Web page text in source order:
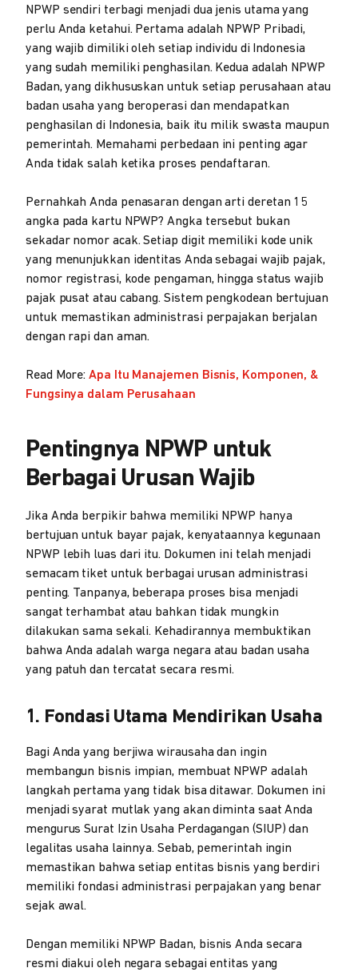
NPWP sendiri terbagi menjadi dua jenis utama yang
perlu Anda ketahui. Pertama adalah NPWP Pribadi,
yang wajib dimiliki oleh setiap individu di Indonesia
yang sudah memiliki penghasilan. Kedua adalah NPWP
Badan, yang dikhususkan untuk setiap perusahaan atau
badan usaha yang beroperasi dan mendapatkan
penghasilan di Indonesia, baik itu milik swasta maupun
pemerintah. Memahami perbedaan ini penting agar
Anda tidak salah ketika proses pendaftaran.
Pernahkah Anda penasaran dengan arti deretan 15
angka pada kartu NPWP? Angka tersebut bukan
sekadar nomor acak. Setiap digit memiliki kode unik
yang menunjukkan identitas Anda sebagai wajib pajak,
nomor registrasi, kode pengaman, hingga status wajib
pajak pusat atau cabang. Sistem pengkodean bertujuan
untuk memastikan administrasi perpajakan berjalan
dengan rapi dan aman.
Read More:Apa Itu Manajemen Bisnis, Komponen, &
Fungsinya dalam Perusahaan
Pentingnya NPWP untuk
Berbagai Urusan Wajib
Jika Anda berpikir bahwa memiliki NPWP hanya
bertujuan untuk bayar pajak, kenyataannya kegunaan
NPWP lebih luas dari itu. Dokumen ini telah menjadi
semacam tiket untuk berbagai urusan administrasi
penting. Tanpanya, beberapa proses bisa menjadi
sangat terhambat atau bahkan tidak mungkin
dilakukan sama sekali. Kehadirannya membuktikan
bahwa Anda adalah warga negara atau badan usaha
yang patuh dan tercatat secara resmi.
1. Fondasi Utama Mendirikan Usaha
Bagi Anda yang berjiwa wirausaha dan ingin
membangun bisnis impian, membuat NPWP adalah
langkah pertama yang tidak bisa ditawar. Dokumen ini
menjadi syarat mutlak yang akan diminta saat Anda
mengurus Surat Izin Usaha Perdagangan (SIUP) dan
legalitas usaha lainnya. Sebab, pemerintah ingin
memastikan bahwa setiap entitas bisnis yang berdiri
memiliki fondasi administrasi perpajakan yang benar
sejak awal.
Dengan memiliki NPWP Badan, bisnis Anda secara
resmi diakui oleh negara sebagai entitas yang